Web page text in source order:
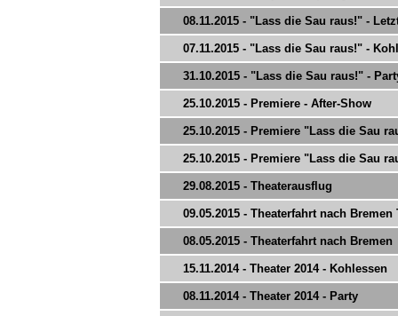
08.11.2015 - "Lass die Sau raus!" -
07.11.2015 - "Lass die Sau raus!" -
31.10.2015 - "Lass die Sau raus!" -
25.10.2015 - Premiere - After-Show
25.10.2015 - Premiere "Lass die Sau
25.10.2015 - Premiere "Lass die Sau
29.08.2015 - Theaterausflug
09.05.2015 - Theaterfahrt nach Bremen
08.05.2015 - Theaterfahrt nach Bremen
15.11.2014 - Theater 2014 - Kohlessen
08.11.2014 - Theater 2014 - Party